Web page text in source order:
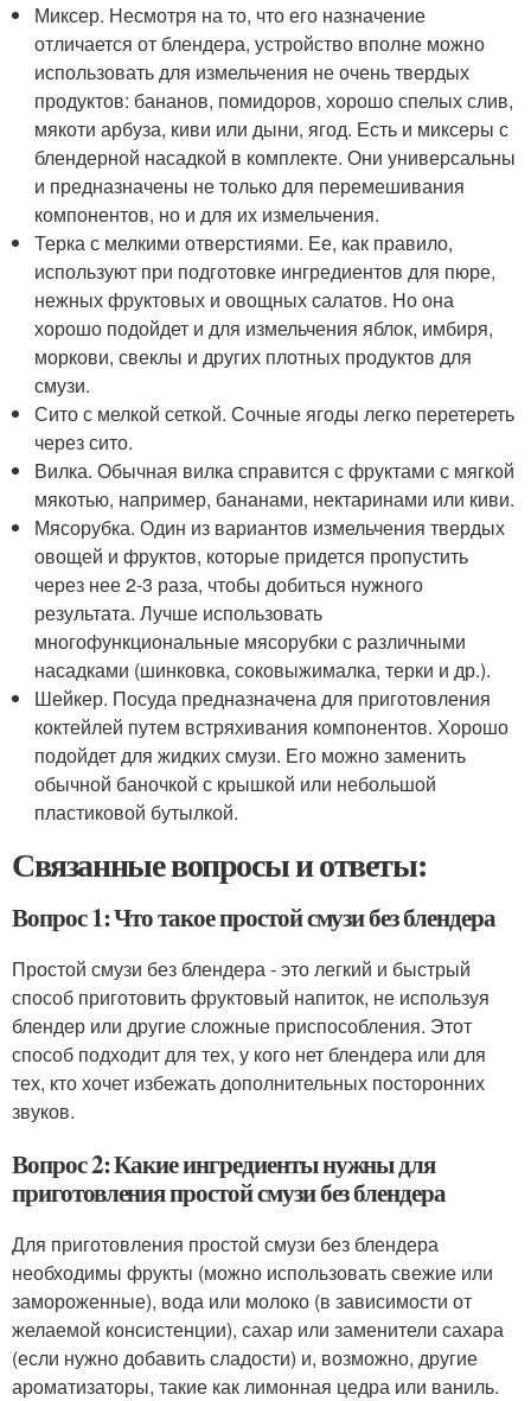
Миксер. Несмотря на то, что его назначение
отличается от блендера, устройство вполне можно
использовать для измельчения не очень твердых
продуктов: бананов, помидоров, хорошо спелых слив,
мякоти арбуза, киви или дыни, ягод. Есть и миксеры с
блендерной насадкой в комплекте. Они универсальны
и предназначены не только для перемешивания
компонентов, но и для их измельчения.
Терка с мелкими отверстиями. Ее, как правило,
используют при подготовке ингредиентов для пюре,
нежных фруктовых и овощных салатов. Но она
хорошо подойдет и для измельчения яблок, имбиря,
моркови, свеклы и других плотных продуктов для
смузи.
Сито с мелкой сеткой. Сочные ягоды легко перетереть
через сито.
Вилка. Обычная вилка справится с фруктами с мягкой
мякотью, например, бананами, нектаринами или киви.
Мясорубка. Один из вариантов измельчения твердых
овощей и фруктов, которые придется пропустить
через нее 2-3 раза, чтобы добиться нужного
результата. Лучше использовать
многофункциональные мясорубки с различными
насадками (шинковка, соковыжималка, терки и др.).
Шейкер. Посуда предназначена для приготовления
коктейлей путем встряхивания компонентов. Хорошо
подойдет для жидких смузи. Его можно заменить
обычной баночкой с крышкой или небольшой
пластиковой бутылкой.
Связанные вопросы и ответы:
Вопрос 1: Что такое простой смузи без блендера
Простой смузи без блендера - это легкий и быстрый
способ приготовить фруктовый напиток, не используя
блендер или другие сложные приспособления. Этот
способ подходит для тех, у кого нет блендера или для
тех, кто хочет избежать дополнительных посторонних
звуков.
Вопрос 2: Какие ингредиенты нужны для
приготовления простой смузи без блендера
Для приготовления простой смузи без блендера
необходимы фрукты (можно использовать свежие или
замороженные), вода или молоко (в зависимости от
желаемой консистенции), сахар или заменители сахара
(если нужно добавить сладости) и, возможно, другие
ароматизаторы, такие как лимонная цедра или ваниль.